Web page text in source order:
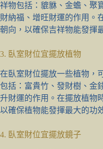
祥物包括：貔貅、金蟾、聚
財納福、增旺財運的作用。
朝向，以確保吉祥物能發揮
3. 臥室財位宜擺放植物
在臥室財位擺放一些植物，
包括：富貴竹、發財樹、金
升財運的作用。在擺放植物
以確保植物能發揮最大的功
4. 臥室財位宜擺放鏡子